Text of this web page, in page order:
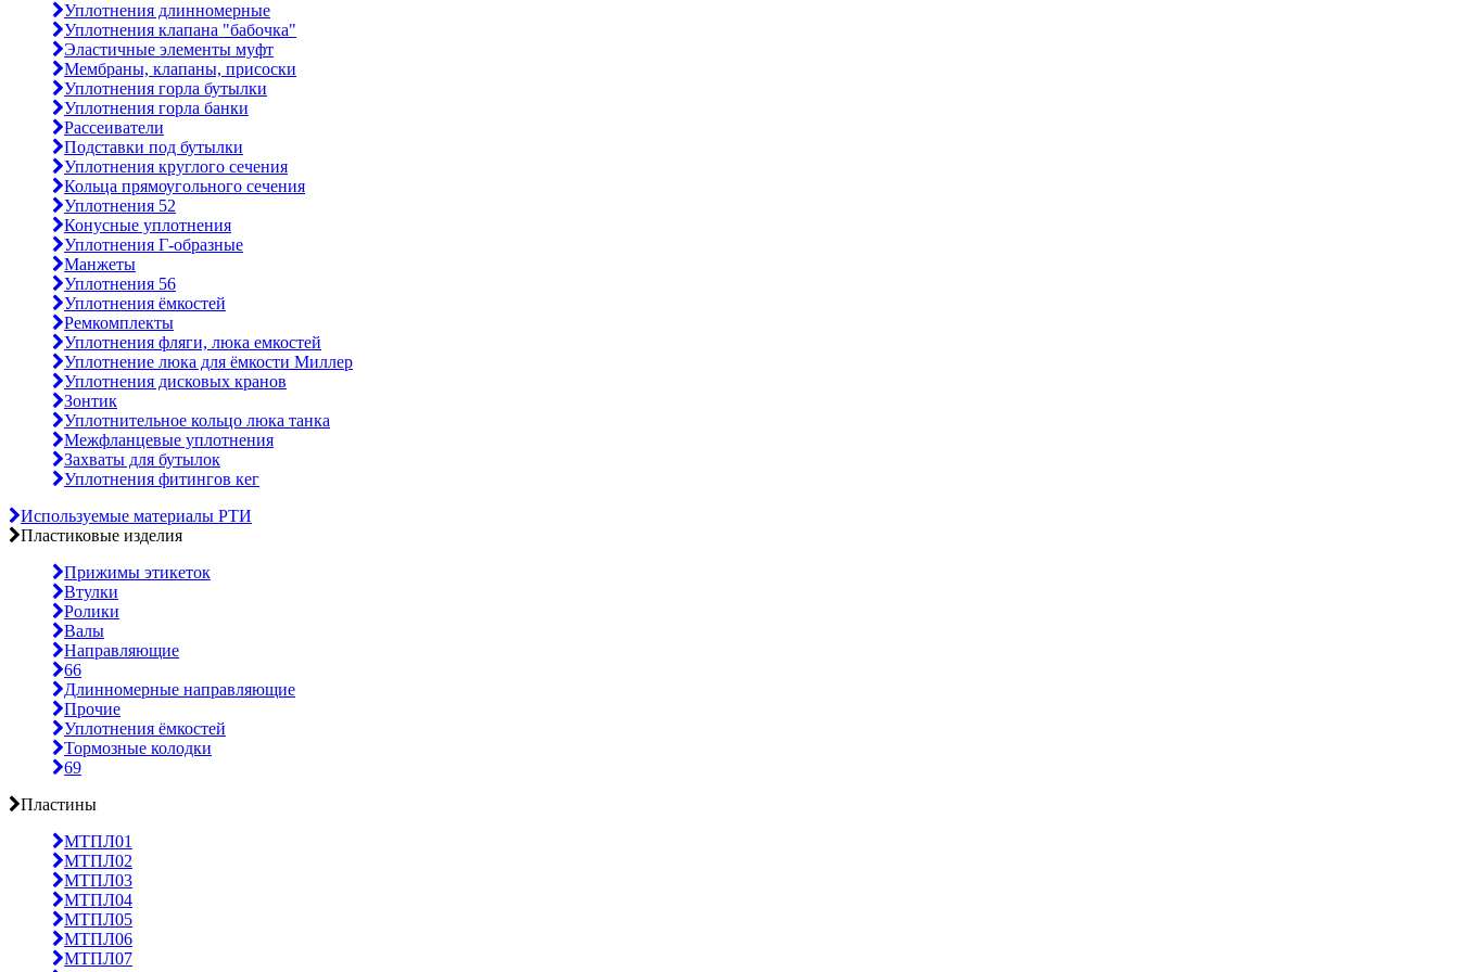
Уплотнения длинномерные
Уплотнения клапана "бабочка"
Эластичные элементы муфт
Мембраны, клапаны, присоски
Уплотнения горла бутылки
Уплотнения горла банки
Рассеиватели
Подставки под бутылки
Уплотнения круглого сечения
Кольца прямоугольного сечения
Уплотнения 52
Конусные уплотнения
Уплотнения Г-образные
Манжеты
Уплотнения 56
Уплотнения ёмкостей
Ремкомплекты
Уплотнения фляги, люка емкостей
Уплотнение люка для ёмкости Миллер
Уплотнения дисковых кранов
Зонтик
Уплотнительное кольцо люка танка
Межфланцевые уплотнения
Захваты для бутылок
Уплотнения фитингов кег
Используемые материалы РТИ
Пластиковые изделия
Прижимы этикеток
Втулки
Ролики
Валы
Направляющие
66
Длинномерные направляющие
Прочие
Уплотнения ёмкостей
Тормозные колодки
69
Пластины
МТПЛ01
МТПЛ02
МТПЛ03
МТПЛ04
МТПЛ05
МТПЛ06
МТПЛ07